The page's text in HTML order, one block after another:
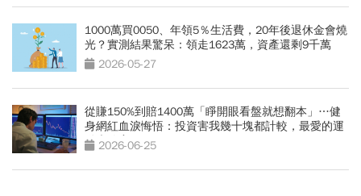
1000萬買0050、年領5％生活費，20年後退休金會燒
光？實測結果驚呆：領走1623萬，資產還剩9千萬
2026-05-27
從賺150%到賠1400萬「睜開眼看盤就想翻本」…健
身網紅血淚悔悟：投資害我幾十塊都計較，最愛的運
動也放棄
2026-06-25